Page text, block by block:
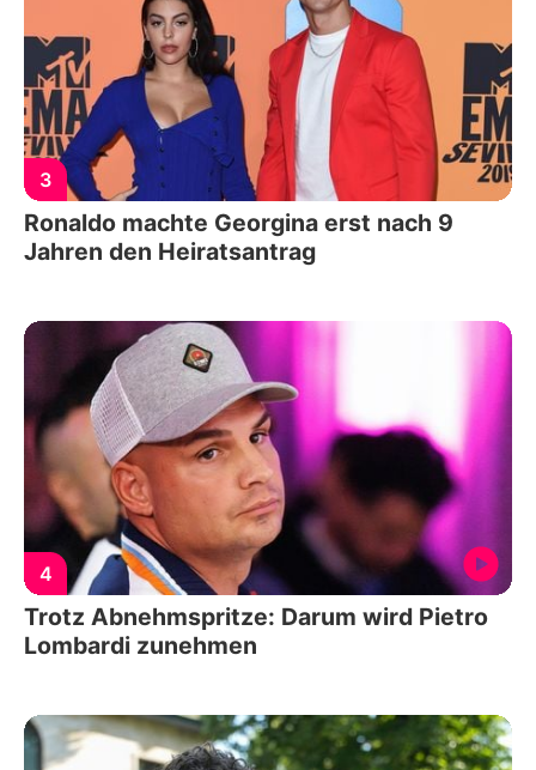
3
Ronaldo machte Georgina erst nach 9
Jahren den Heiratsantrag
4
Trotz Abnehmspritze: Darum wird Pietro
Lombardi zunehmen